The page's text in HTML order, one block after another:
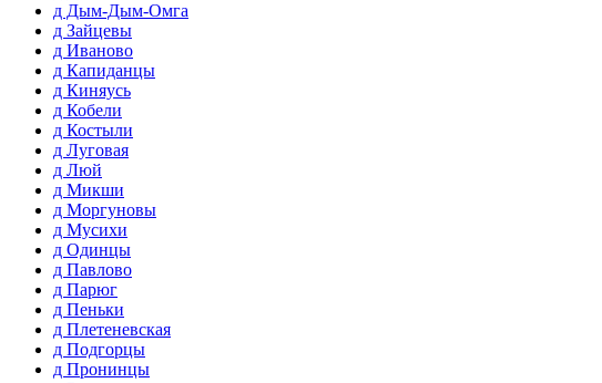
д Дым-Дым-Омга
д Зайцевы
д Иваново
д Капиданцы
д Киняусь
д Кобели
д Костыли
д Луговая
д Люй
д Микши
д Моргуновы
д Мусихи
д Одинцы
д Павлово
д Парюг
д Пеньки
д Плетеневская
д Подгорцы
д Пронинцы